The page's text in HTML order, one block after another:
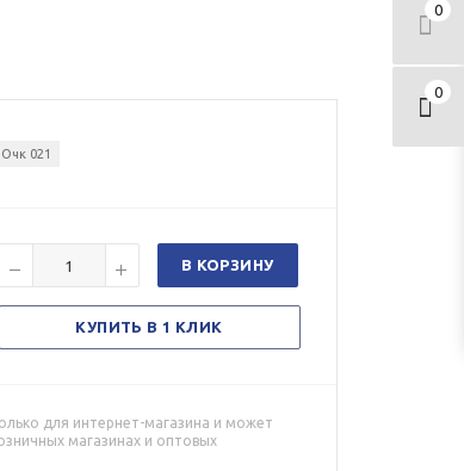
0
0
Очк 021
В КОРЗИНУ
КУПИТЬ В 1 КЛИК
для интернет-магазина и может
магазинах и оптовых